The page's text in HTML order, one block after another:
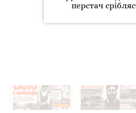
перстач